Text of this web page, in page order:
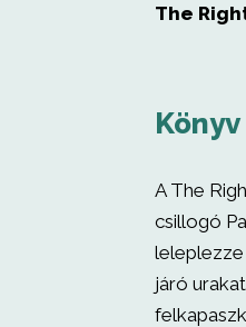
The
A The
csillogó
járó